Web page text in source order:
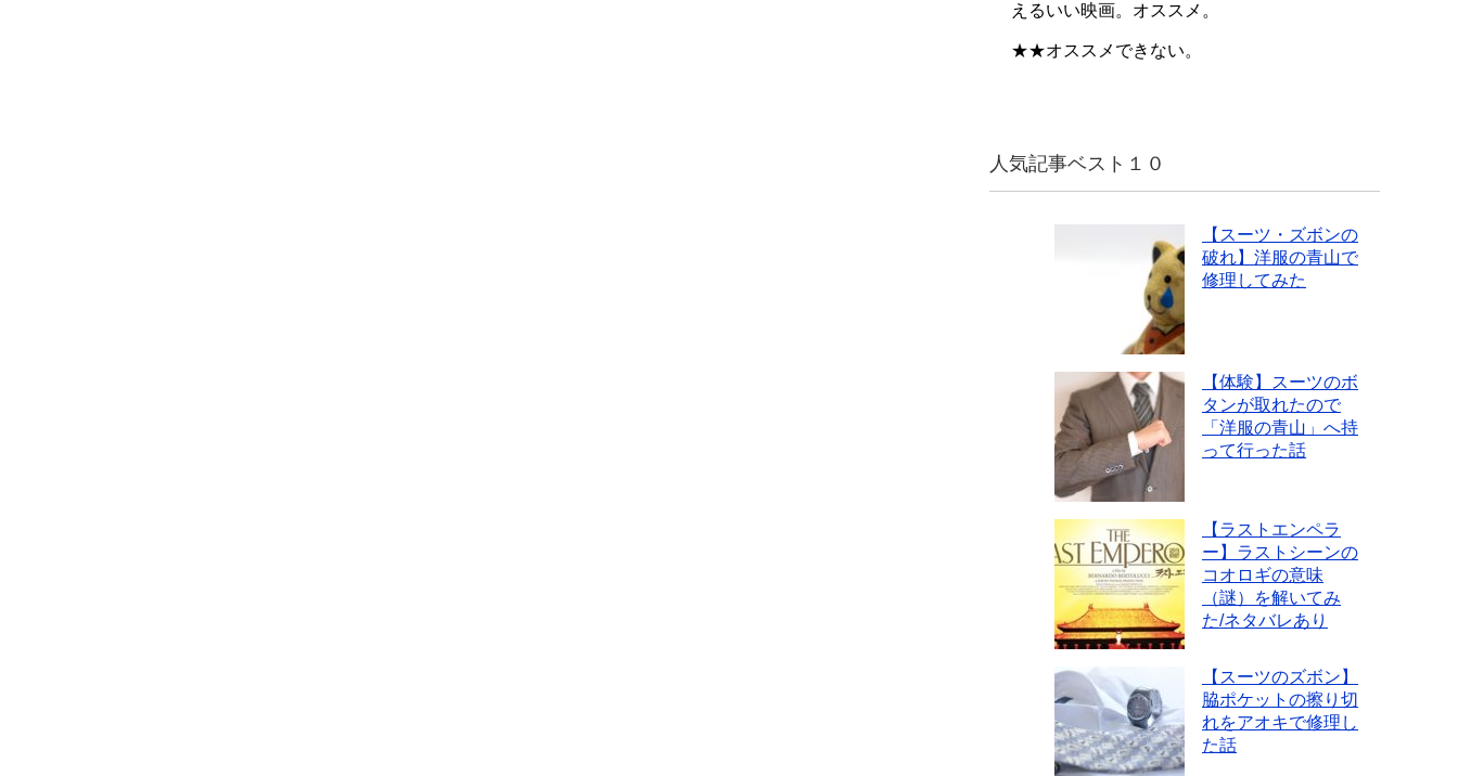
えるいい映画。オススメ。
★★オススメできない。
人気記事ベスト１０
【スーツ・ズボンの
破れ】洋服の青山で
修理してみた
【体験】スーツのボ
タンが取れたので
「洋服の青山」へ持
って行った話
【ラストエンペラ
ー】ラストシーンの
コオロギの意味
（謎）を解いてみ
た/ネタバレあり
【スーツのズボン】
脇ポケットの擦り切
れをアオキで修理し
た話